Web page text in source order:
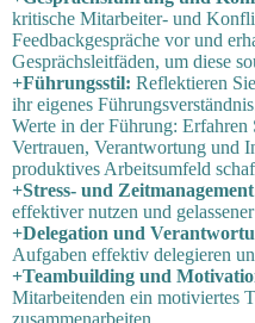
kritische Mitarbeiter- und
Feedbackgespräche vor und
Gesprächsleitfäden, um diese
+Führungsstil: Reflektieren
ihr eigenes
Werte in der Führung:
Vertrauen, Verantwortung und
produktives Arbeitsumfeld
+Stress- und
effektiver nutzen und
+Delegation und
Aufgaben effektiv delegieren
+Teambuilding und
Mitarbeitenden ein motiviertes